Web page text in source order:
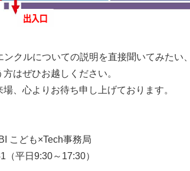
ンクルについての説明を直接聞いてみたい
はぜひお越しください。
、心よりお待ち申し上げております。
こども×Tech事務局
（平日9:30～17:30）